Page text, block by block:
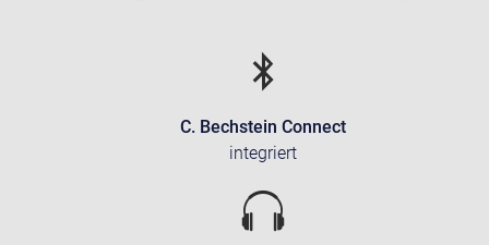
C. Bechstein Connect
integriert